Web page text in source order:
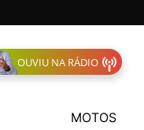
OUVIU NA RÁDIO
MOTOS